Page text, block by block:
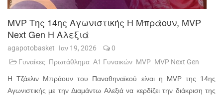
MVP Της 14ης Αγωνιστικής Η Μπράουν, MVP
Next Gen Η Αλεξιά
agapotobasket Ιαν 19, 2026
0
Γυναίκες Πρωτάθλημα Α1 Γυναικών MVP MVP Next Gen
Η Τζάελιν Μπράουν του Παναθηναϊκού είναι η MVP της 14ης
Αγωνιστικής με την Διαμάντω Αλεξιά να κερδίζει την διάκριση της